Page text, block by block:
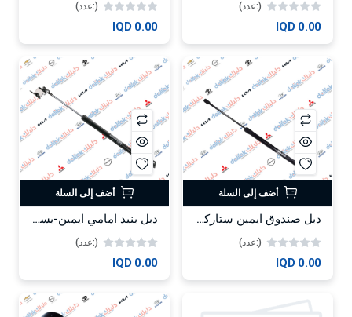
(:عدد)
0.00 IQD
(:عدد)
0.00 IQD
أضف إلى السلة
دبل صندوق ايمين ستاركيس 2008-2016
(:عدد)
0.00 IQD
أضف إلى السلة
دبل بنيد امامي ايمين-يسار تريكان موبس
(:عدد)
0.00 IQD